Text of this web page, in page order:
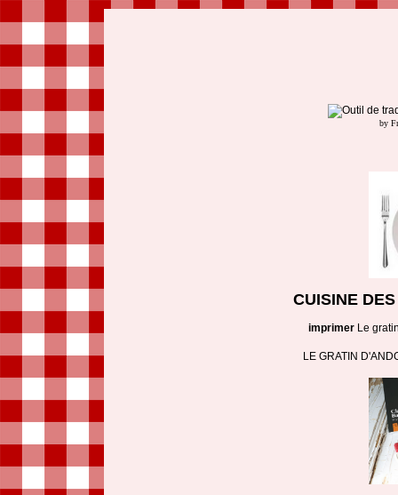
by
CUISINE
imprimer Le
LE GRATIN